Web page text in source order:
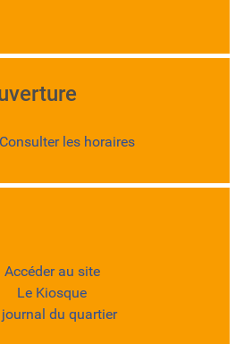
Consulter les horaires
Accéder au site
Le Kiosque
journal du quartier